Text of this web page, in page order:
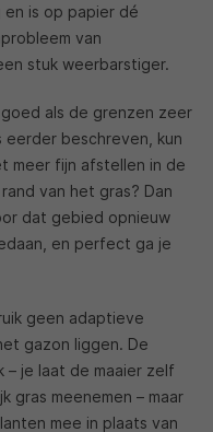
en is op papier dé
van
stuk weerbarstiger.
als de grenzen zeer
eerder beschreven, kun
meer fijn afstellen in de
van het gras? Dan
dat gebied opnieuw
en perfect ga je
geen adaptieve
gazon liggen. De
– je laat de maaier zelf
gras meenemen – maar
mee in plaats van